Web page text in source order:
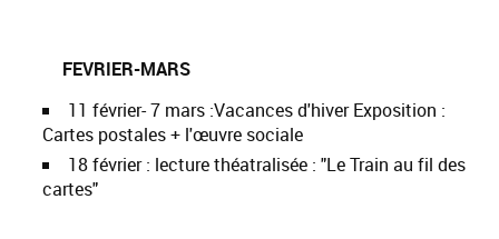
FEVRIER-MARS
11 février- 7 mars :Vacances d'hiver Exposition :
Cartes postales + l'œuvre sociale
18 février : lecture théatralisée : "Le Train au fil des
cartes"